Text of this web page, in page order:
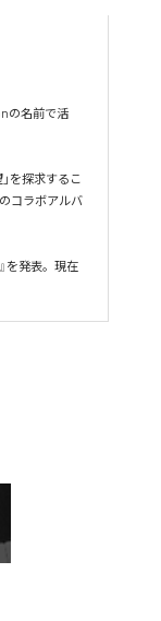
の名前で活
を探求するこ
コラボアルバ
を発表。現在